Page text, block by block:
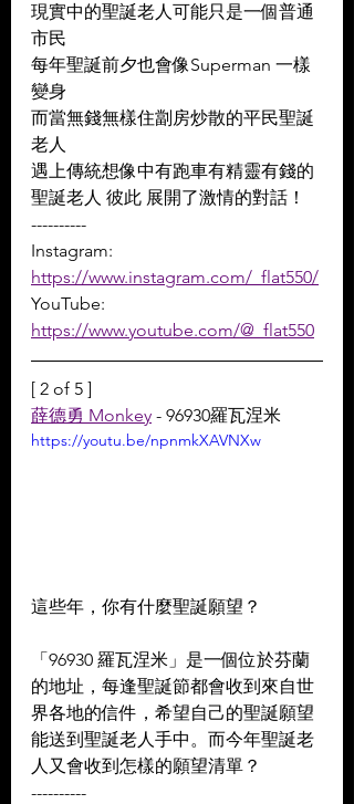
現實中的聖誕老人可能只是一個普通
市民
每年聖誕前夕也會像Superman 一樣
變身
而當無錢無樣住劏房炒散的平民聖誕
老人
遇上傳統想像中有跑車有精靈有錢的
聖誕老人 彼此 展開了激情的對話！
----------
Instagram:
https://www.instagram.com/_flat550/
YouTube:
https://www.youtube.com/@_flat550
[ 2 of 5 ]
薛德勇 Monkey - 96930羅瓦涅米
https://youtu.be/npnmkXAVNXw
這些年，你有什麼聖誕願望？
「96930 羅瓦涅米」是一個位於芬蘭
的地址，每逢聖誕節都會收到來自世
界各地的信件，希望自己的聖誕願望
能送到聖誕老人手中。而今年聖誕老
人又會收到怎樣的願望清單？
----------